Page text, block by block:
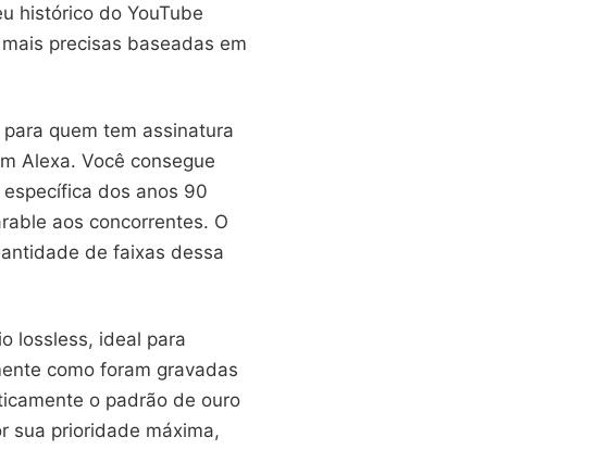
histórico do YouTube
precisas baseadas em
quem tem assinatura
Alexa. Você consegue
dos anos 90
aos concorrentes. O
de faixas dessa
lossless, ideal para
como foram gravadas
o padrão de ouro
sua prioridade máxima,